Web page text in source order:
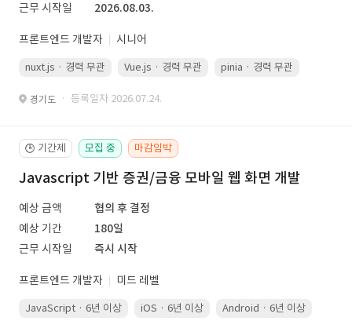
근무 시작일
2026.08.03.
프론트엔드 개발자 시니어
nuxt.js · 경력 무관 Vue.js · 경력 무관 pinia · 경력 무관
경기도 · 등록일자 2026.07.24.
🕒 기간제 모집 중 마감임박
Javascript 기반 증권/금융 모바일 웹 화면 개발
예상 금액
협의 후 결정
예상 기간
180일
근무 시작일
즉시 시작
프론트엔드 개발자 미드 레벨
JavaScript · 6년 이상 iOS · 6년 이상 Android · 6년 이상